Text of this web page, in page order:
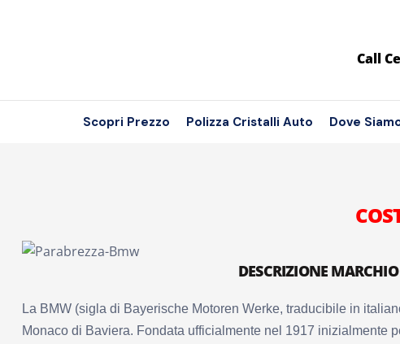
Call
Scopri Prezzo Polizza Cristalli Auto Dove
DESCRIZIONE
La BMW (sigla di Bayerische Motoren Werke, traducibile in
Monaco di Baviera. Fondata ufficialmente nel 1917 inizialmente